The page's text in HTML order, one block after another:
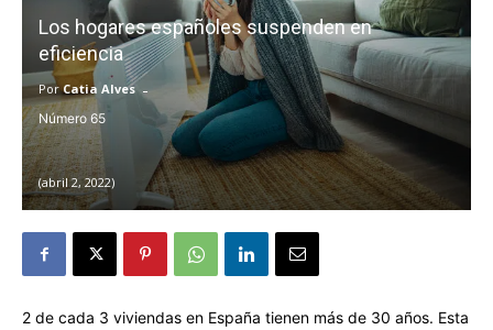
Los hogares españoles suspenden en
eficiencia
Por Catia Alves -
65
abril 2, 2022
2 de cada 3 viviendas en España tienen más de 30 años. Esta